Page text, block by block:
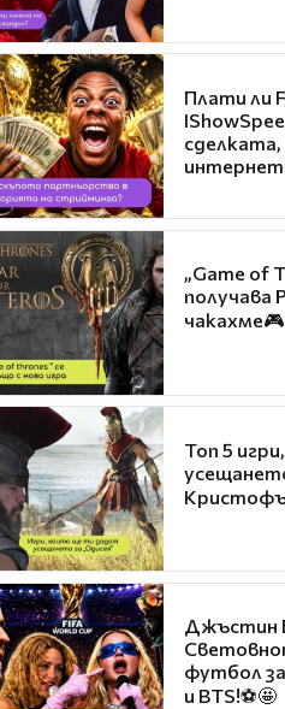
Плати ли
„Game of
получава
Топ 5
Джъстин
футбол
и BTS!⚽🤩